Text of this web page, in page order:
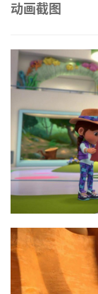
中
动
画
动
画
推
荐
热
门
专
题
登录
动画截图